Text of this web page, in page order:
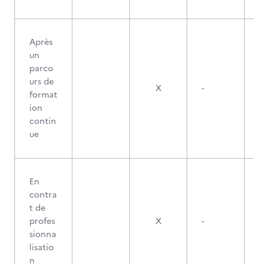
Après
un
parco
urs de
format
ion
contin
ue
X -
En
contra
t de
profes
sionna
lisatio
n
X -